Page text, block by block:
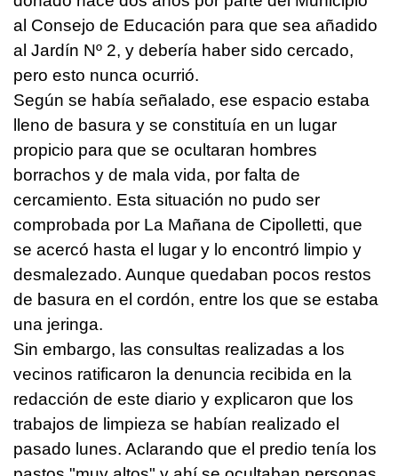
al Consejo de Educación para que sea añadido
al Jardín Nº 2, y debería haber sido cercado,
pero esto nunca ocurrió.
Según se había señalado, ese espacio estaba
lleno de basura y se constituía en un lugar
propicio para que se ocultaran hombres
borrachos y de mala vida, por falta de
cercamiento. Esta situación no pudo ser
comprobada por La Mañana de Cipolletti, que
se acercó hasta el lugar y lo encontró limpio y
desmalezado. Aunque quedaban pocos restos
de basura en el cordón, entre los que se estaba
una jeringa.
Sin embargo, las consultas realizadas a los
vecinos ratificaron la denuncia recibida en la
redacción de este diario y explicaron que los
trabajos de limpieza se habían realizado el
pasado lunes. Aclarando que el predio tenía los